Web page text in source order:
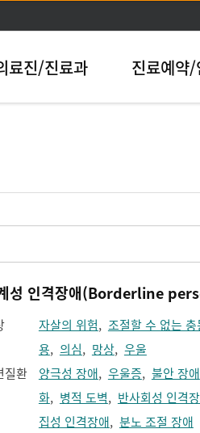
료진/진료과 진료예약/
성 인격장애(Borderline
자살의 위험, 조절할 수 없는 충
용, 의심, 망상, 우울
질환
양극성 장애, 우울증, 불안 장애
화, 병적 도벽, 반사회성 인격
집성 인격장애, 분노 조절 장애